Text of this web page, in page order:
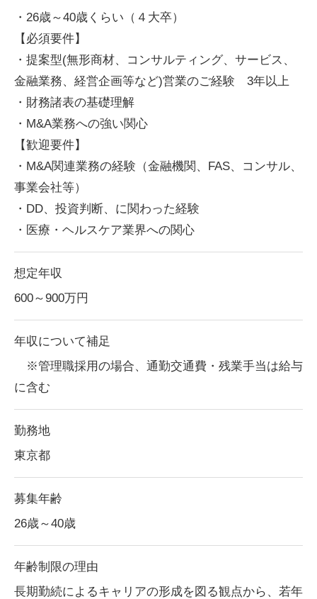
・26歳～40歳くらい（４大卒）
【必須要件】
・提案型(無形商材、コンサルティング、サービス、
金融業務、経営企画等など)営業のご経験 3年以上
・財務諸表の基礎理解
・M&A業務への強い関心
【歓迎要件】
・M&A関連業務の経験（金融機関、FAS、コンサル、
事業会社等）
・DD、投資判断、に関わった経験
・医療・ヘルスケア業界への関心
想定年収
600～900万円
年収について補足
※管理職採用の場合、通勤交通費・残業手当は給与
に含む
勤務地
東京都
募集年齢
26歳～40歳
年齢制限の理由
長期勤続によるキャリアの形成を図る観点から、若年